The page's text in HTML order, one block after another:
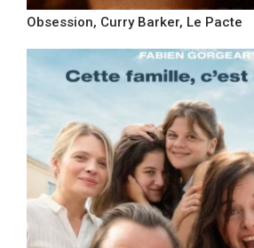
Obsession, Curry Barker, Le Pacte